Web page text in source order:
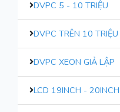
DVPC 5 - 10 TRIỆU
DVPC TRÊN 10 TRIỆU
DVPC XEON GIẢ LẬP
LCD 19INCH - 20INCH